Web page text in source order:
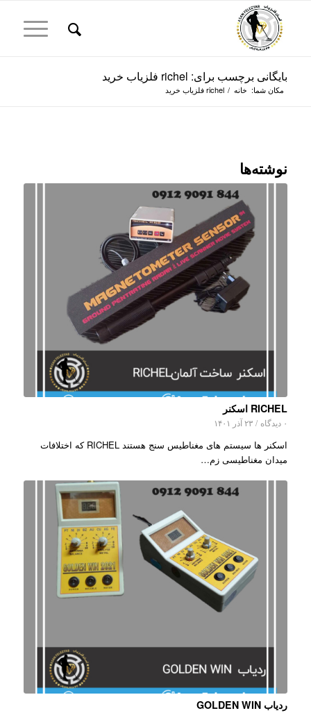
بایگانی برچسب برای: richel فلزیاب خرید
مکان شما: خانه / richel فلزیاب خرید
نوشته‌ها
RICHEL اسکنر
۰ دیدگاه / ۲۳ آذر ۱۴۰۱
اسکنر ها سیستم های مغناطیس سنج هستند RICHEL که اختلافات
میدان مغناطیسی زم…
ردیاب GOLDEN WIN